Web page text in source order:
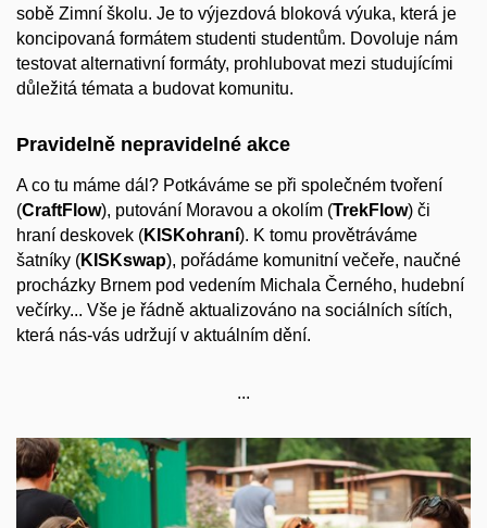
sobě Zimní školu. Je to výjezdová bloková výuka, která je
koncipovaná formátem studenti studentům. Dovoluje nám
testovat alternativní formáty, prohlubovat mezi studujícími
důležitá témata a budovat komunitu.
Pravidelně nepravidelné akce
A co tu máme dál? Potkáváme se při společném tvoření
(CraftFlow), putování Moravou a okolím (TrekFlow) či
hraní deskovek (KISKohraní). K tomu provětráváme
šatníky (KISKswap), pořádáme komunitní večeře, naučné
procházky Brnem pod vedením Michala Černého, hudební
večírky... Vše je řádně aktualizováno na sociálních sítích,
která nás-vás udržují v aktuálním dění.
...